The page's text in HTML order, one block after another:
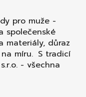
pro muže -
společenské
materiály, důraz
míru. S tradicí
- všechna